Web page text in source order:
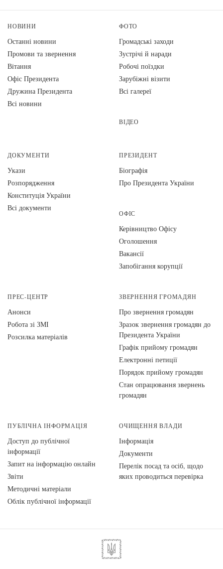
НОВИНИ
Останні новини
Промови та звернення
Вiтання
Офіс Президента
Дружина Президента
Всі новини
ФОТО
Громадські заходи
Зустрічі й наради
Робочі поїздки
Зарубіжні візити
Всі галереї
ВІДЕО
ДОКУМЕНТИ
Укази
Розпорядження
Конституція України
Всі документи
ПРЕЗИДЕНТ
Біографія
Про Президента України
ОФІС
Керівництво Офісу
Оголошення
Вакансії
Запобігання корупції
ПРЕС-ЦЕНТР
Анонси
Робота зі ЗМІ
Розсилка матеріалів
ЗВЕРНЕННЯ ГРОМАДЯН
Про звернення громадян
Зразок звернення громадян до
Президента України
Графік прийому громадян
Електронні петиції
Порядок прийому громадян
Стан опрацювання звернень
громадян
ПУБЛІЧНА ІНФОРМАЦІЯ
Доступ до публічної
інформації
Запит на інформацію онлайн
Звіти
Методичні матеріали
Облік публічної інформації
ОЧИЩЕННЯ ВЛАДИ
Інформація
Документи
Перелік посад та осіб, щодо
яких проводиться перевірка